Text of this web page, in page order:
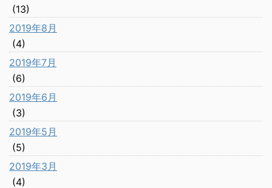
(13)
2019年8月
(4)
2019年7月
(6)
2019年6月
(3)
2019年5月
(5)
2019年3月
(4)